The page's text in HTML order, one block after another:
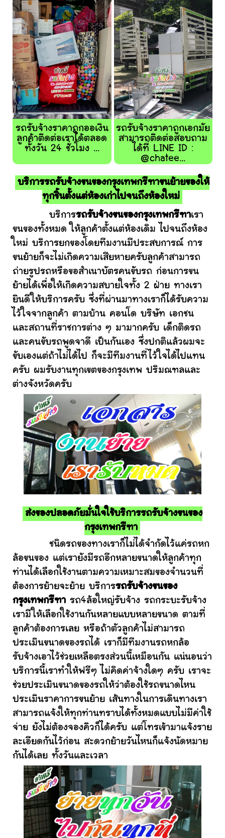
รถรับจ้างราคาถูกออเงิน
ลูกค้าติดต่อเราได้ตลอด
ทั้งวัน 24 ชั่วโมง ...
รถรับจ้างราคาถูกเอกมัย
สามารถติดต่อสอบถาม
ได้ที่ LINE ID :
@chatee...
บริการรถรับจ้างขนของกรุงเทพกรีฑาขนย้ายของให้
ทุกชิ้นตั้งแต่ห้องเก่าไปจนถึงห้องใหม่
บริการรถรับจ้างขนของกรุงเทพกรีฑาเรา
ขนของทั้งหมด ให้ลูกค้าตั้งแต่ห้องเดิม ไปจนถึงห้อง
ใหม่ บริการยกของโดยทีมงานมีประสบการณ์ การ
ขนย้ายก็จะไม่เกิดความเสียหายครับลูกค้าสามารถ
ถ่ายรูปรถหรือขอสำเนาบัตรคนขับรถ ก่อนการขน
ย้ายได้เพื่อให้เกิดความสบายใจทั้ง 2 ฝ่าย ทางเรา
ยินดีให้บริการครับ ซึ่งที่ผ่านมาทางเราก็ได้รับความ
ไว้ใจจากลูกค้า ตามบ้าน คอนโด บริษัท เอกชน
และสถานที่ราชการต่าง ๆ มามากครับ เด็กติดรถ
และคนขับรถพูดจาดี เป็นกันเอง ซึ่งปกติแล้วผมจะ
ขับเองแต่ถ้าไม่ได้ไป ก็จะมีทีมงานที่ไว้ใจได้ไปแทน
ครับ ผมรับงานทุกเขตของกรุงเทพ ปริมณฑลและ
ต่างจังหวัดครับ
ส่งของปลอดภัยมั่นใจใช้บริการรถรับจ้างขนของ
กรุงเทพกรีฑา
ชนิดรถของทางเราก็ไม่ได้จำกัดไว้แค่รถหก
ล้อขนของ แต่เรายังมีรถอีกหลายขนาดให้ลูกค้าทุก
ท่านได้เลือกใช้งานตามความเหมาะสมของจำนวนที่
ต้องการย้ายจะย้าย บริการรถรับจ้างขนของ
กรุงเทพกรีฑา รถ4ล้อใหญ่รับจ้าง รถกระบะรับจ้าง
เรามีให้เลือกใช้งานกันหลายแบบหลายขนาด ตามที่
ลูกค้าต้องการเลย หรือถ้าตัวลูกค้าไม่สามารถ
ประเมินขนาดของรถได้ เราก็มีทีมงานรถหกล้อ
รับจ้างเอาไว้ช่วยเหลือตรงส่วนนี้เหมือนกัน แน่นอนว่า
บริการนี้เราทำให้ฟรีๆ ไม่คิดค่าจ้างใดๆ ครับ เราจะ
ช่วยประเมินขนาดของรถให้ว่าต้องใช้รถขนาดไหน
ประเมินราคาการขนย้าย เส้นทางในการเดินทางเรา
สามารถแจ้งให้ทุกท่านทราบได้ทั้งหมดแบบไม่มีค่าใช้
จ่าย ยังไม่ต้องจองคิวก็ได้ครับ แต่โทรเข้ามาแจ้งราย
ละเอียดกันไว้ก่อน สะดวกย้ายวันไหนก็แจ้งนัดหมาย
กันได้เลย ทั้งวันและเวลา